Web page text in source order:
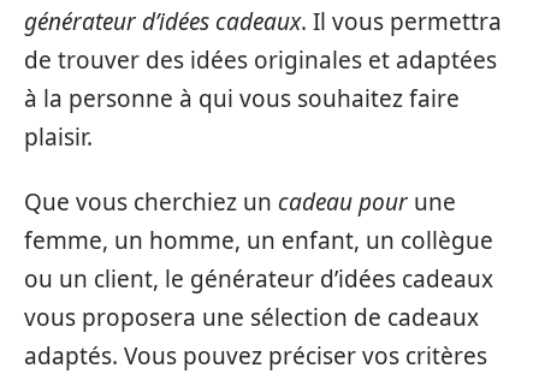
générateur d’idées cadeaux. Il vous permettra
de trouver des idées originales et adaptées
à la personne à qui vous souhaitez faire
plaisir.
Que vous cherchiez un cadeau pour une
femme, un homme, un enfant, un collègue
ou un client, le générateur d’idées cadeaux
vous proposera une sélection de cadeaux
adaptés. Vous pouvez préciser vos critères